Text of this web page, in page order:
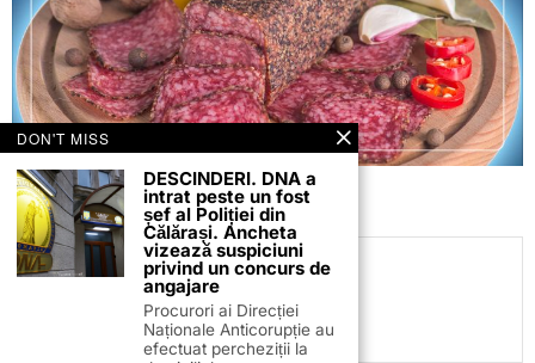
C.C
DON'T MISS
DESCINDERI. DNA a
intrat peste un fost
șef al Poliției din
Călărași. Ancheta
vizează suspiciuni
privind un concurs de
angajare
Procurori ai Direcției
Naționale Anticorupție au
efectuat percheziții la